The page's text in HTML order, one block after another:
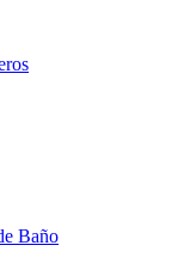
Baño